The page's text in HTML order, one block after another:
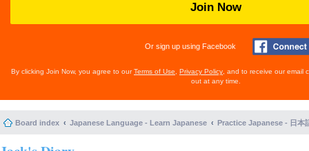
Join Now
Or sign up using Facebook
By clicking Join Now, you agree to ourTerms of Use Privacy Policy , and to receive our email
out at any time.
Board index Japanese Language - Learn Japanese Practice Japanese - 日本